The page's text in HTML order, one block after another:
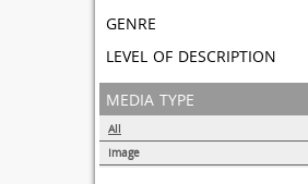
genre
level of description
media type
All
Image